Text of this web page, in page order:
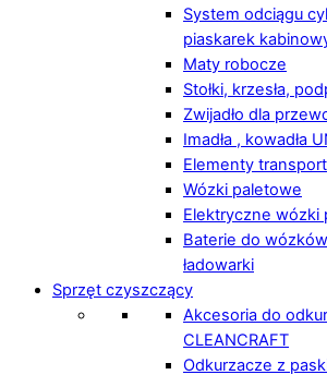
System odciągu
piaskarek
Maty robocze
Stołki, krzesła,
Zwijadło dla
Imadła , kowadła
Elementy
Wózki paletowe
Elektryczne wózki
Baterie do
ładowarki
Sprzęt czyszczący
Akcesoria do
CLEANCRAFT
Odkurzacze z